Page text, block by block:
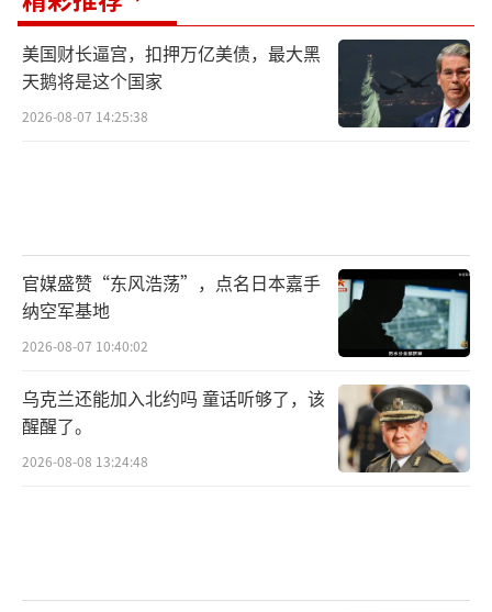
美国财长逼宫，扣押万亿美债，最大黑
天鹅将是这个国家
2026-08-07 14:25:38
官媒盛赞“东风浩荡”，点名日本嘉手
纳空军基地
2026-08-07 10:40:02
乌克兰还能加入北约吗 童话听够了，该
醒醒了。
2026-08-08 13:24:48